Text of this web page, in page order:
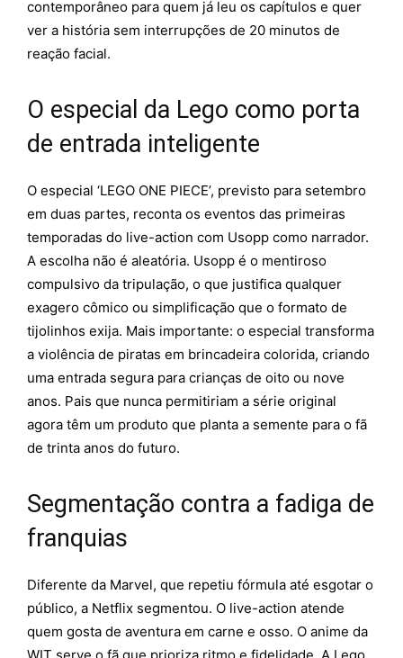
contemporâneo para quem já leu os capítulos e quer
ver a história sem interrupções de 20 minutos de
reação facial.
O especial da Lego como porta
de entrada inteligente
O especial ‘LEGO ONE PIECE’, previsto para setembro
em duas partes, reconta os eventos das primeiras
temporadas do live-action com Usopp como narrador.
A escolha não é aleatória. Usopp é o mentiroso
compulsivo da tripulação, o que justifica qualquer
exagero cômico ou simplificação que o formato de
tijolinhos exija. Mais importante: o especial transforma
a violência de piratas em brincadeira colorida, criando
uma entrada segura para crianças de oito ou nove
anos. Pais que nunca permitiriam a série original
agora têm um produto que planta a semente para o fã
de trinta anos do futuro.
Segmentação contra a fadiga de
franquias
Diferente da Marvel, que repetiu fórmula até esgotar o
público, a Netflix segmentou. O live-action atende
quem gosta de aventura em carne e osso. O anime da